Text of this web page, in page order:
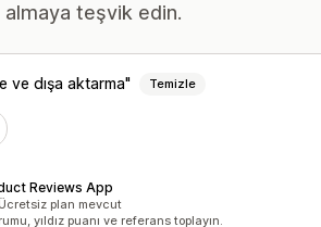
almaya teşvik edin.
ve dışa aktarma Temizle
Reviews App
Ücretsiz plan mevcut
yıldız puanı ve referans toplayın.